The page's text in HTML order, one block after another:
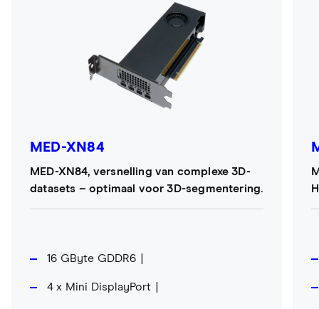
MED-XN84
MED-XN84, versnelling van complexe 3D-
datasets – optimaal voor 3D-segmentering.
16 GByte GDDR6
4 x Mini DisplayPort